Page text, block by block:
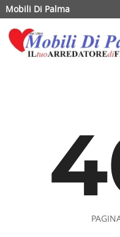
Mobili Di Palma